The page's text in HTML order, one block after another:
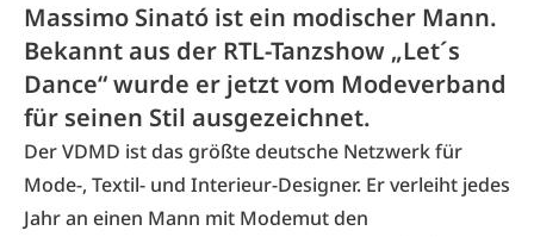
Massimo Sinató ist ein modischer Mann.
Bekannt aus der RTL-Tanzshow „Let´s
Dance“ wurde er jetzt vom Modeverband
für seinen Stil ausgezeichnet.
DerVDMD ist das größte deutsche Netzwerk für
Mode-, Textil- und Interieur-Designer. Er verleiht jedes
Jahr an einen Mann mit Modemut den